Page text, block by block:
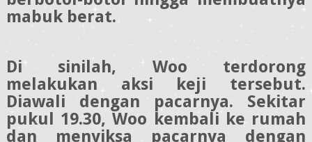
mabuk berat.
Di sinilah, Woo terdorong
melakukan aksi keji tersebut.
Diawali dengan pacarnya. Sekitar
pukul 19.30, Woo kembali ke rumah
dan menyiksa pacarnya dengan